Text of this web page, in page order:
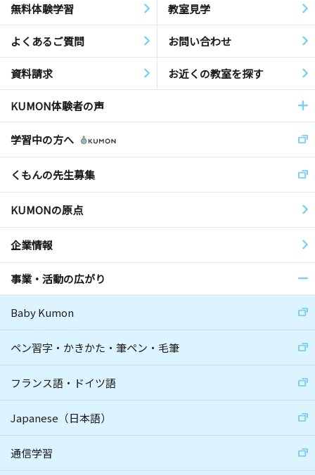
無料体験学習 教室見学
よくあるご質問 お問い合わせ
資料請求 お近くの教室を探す
KUMON体験者の声
学習中の方へ
くもんの先生募集
KUMONの原点
企業情報
事業・活動の広がり
Baby Kumon
ペン習字・かきかた・筆ペン・毛筆
フランス語・ドイツ語
Japanese（日本語）
通信学習